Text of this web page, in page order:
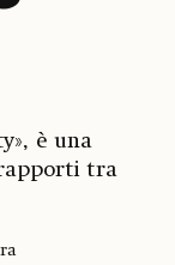
è una
tra